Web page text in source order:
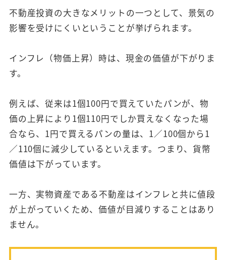
不動産投資の大きなメリットの一つとして、景気の
影響を受けにくいということが挙げられます。
インフレ（物価上昇）時は、現金の価値が下がりま
す。
例えば、従来は1個100円で買えていたパンが、物
価の上昇により1個110円でしか買えなくなった場
合なら、1円で買えるパンの量は、1／100個から1
／110個に減少しているといえます。つまり、貨幣
価値は下がっています。
一方、実物資産である不動産はインフレと共に値段
が上がっていくため、価値が目減りすることはあり
ません。